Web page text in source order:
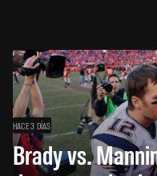
HACE 3 DÍAS
Brady vs.